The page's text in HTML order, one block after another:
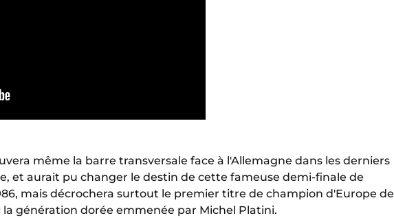
même la barre transversale face à l'Allemagne dans les derniers
et aurait pu changer le destin de cette fameuse demi-finale de
mais décrochera surtout le premier titre de champion d'Europe de
la génération dorée emmenée par Michel Platini.